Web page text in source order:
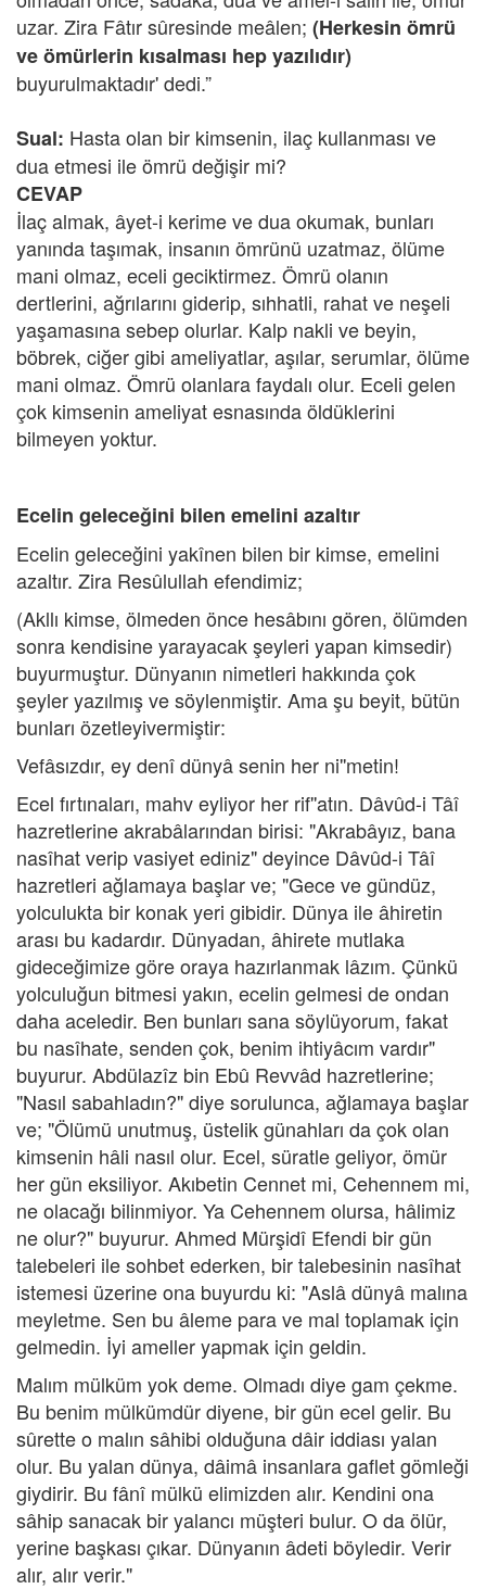
uzar. Zira Fâtır sûresinde meâlen; (Herkesin ömrü
ve ömürlerin kısalması hep yazılıdır)
buyurulmaktadır' dedi.”
Sual: Hasta olan bir kimsenin, ilaç kullanması ve
dua etmesi ile ömrü değişir mi?
CEVAP
İlaç almak, âyet-i kerime ve dua okumak, bunları
yanında taşımak, insanın ömrünü uzatmaz, ölüme
mani olmaz, eceli geciktirmez. Ömrü olanın
dertlerini, ağrılarını giderip, sıhhatli, rahat ve neşeli
yaşamasına sebep olurlar. Kalp nakli ve beyin,
böbrek, ciğer gibi ameliyatlar, aşılar, serumlar, ölüme
mani olmaz. Ömrü olanlara faydalı olur. Eceli gelen
çok kimsenin ameliyat esnasında öldüklerini
bilmeyen yoktur.
Ecelin geleceğini bilen emelini azaltır
Ecelin geleceğini yakînen bilen bir kimse, emelini
azaltır. Zira Resûlullah efendimiz;
(Akllı kimse, ölmeden önce hesâbını gören, ölümden
sonra kendisine yarayacak şeyleri yapan kimsedir)
buyurmuştur. Dünyanın nimetleri hakkında çok
şeyler yazılmış ve söylenmiştir. Ama şu beyit, bütün
bunları özetleyivermiştir:
Vefâsızdır, ey denî dünyâ senin her ni''metin!
Ecel fırtınaları, mahv eyliyor her rif''atın. Dâvûd-i Tâî
hazretlerine akrabâlarından birisi: "Akrabâyız, bana
nasîhat verip vasiyet ediniz" deyince Dâvûd-i Tâî
hazretleri ağlamaya başlar ve; "Gece ve gündüz,
yolculukta bir konak yeri gibidir. Dünya ile âhiretin
arası bu kadardır. Dünyadan, âhirete mutlaka
gideceğimize göre oraya hazırlanmak lâzım. Çünkü
yolculuğun bitmesi yakın, ecelin gelmesi de ondan
daha aceledir. Ben bunları sana söylüyorum, fakat
bu nasîhate, senden çok, benim ihtiyâcım vardır"
buyurur. Abdülazîz bin Ebû Revvâd hazretlerine;
"Nasıl sabahladın?" diye sorulunca, ağlamaya başlar
ve; "Ölümü unutmuş, üstelik günahları da çok olan
kimsenin hâli nasıl olur. Ecel, süratle geliyor, ömür
her gün eksiliyor. Akıbetin Cennet mi, Cehennem mi,
ne olacağı bilinmiyor. Ya Cehennem olursa, hâlimiz
ne olur?" buyurur. Ahmed Mürşidî Efendi bir gün
talebeleri ile sohbet ederken, bir talebesinin nasîhat
istemesi üzerine ona buyurdu ki: "Aslâ dünyâ malına
meyletme. Sen bu âleme para ve mal toplamak için
gelmedin. İyi ameller yapmak için geldin.
Malım mülküm yok deme. Olmadı diye gam çekme.
Bu benim mülkümdür diyene, bir gün ecel gelir. Bu
sûrette o malın sâhibi olduğuna dâir iddiası yalan
olur. Bu yalan dünya, dâimâ insanlara gaflet gömleği
giydirir. Bu fânî mülkü elimizden alır. Kendini ona
sâhip sanacak bir yalancı müşteri bulur. O da ölür,
yerine başkası çıkar. Dünyanın âdeti böyledir. Verir
alır, alır verir."